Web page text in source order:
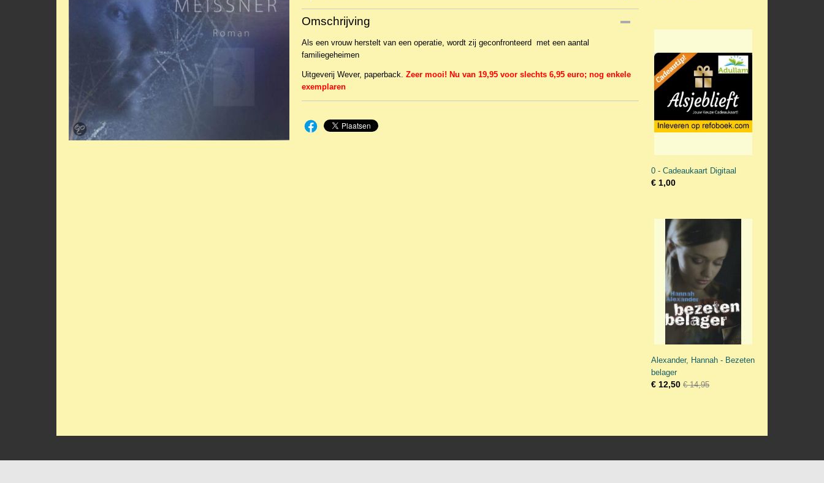
Productcode
EAN code
Productcode leverancier
van Wijnen
Omschrijving
Als een vrouw herstelt van een operatie, wordt zij geconfronteerd met een aantal
familiegeheimen
Uitgeverij Wever, paperback. Zeer mooi! Nu van 19,95 voor slechts 6,95 euro; nog enkele
exemplaren
0 - Cadeaukaart Digitaal
€ 1,00
Alexander, Hannah - Bezeten
belager
€ 12,50 € 14,95